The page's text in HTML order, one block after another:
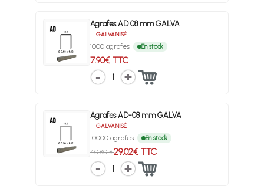
Agrafes AD 08 mm GALVA
GALVANISÉ
1000 agrafes En stock
7.90€ TTC
1
Agrafes AD-08 mm GALVA
GALVANISÉ
10000 agrafes En stock
40.80 €29.02€ TTC
1